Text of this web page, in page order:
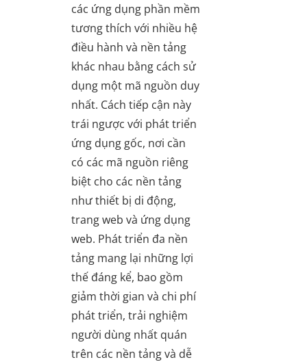
các ứng dụng phần mềm
tương thích với nhiều hệ
điều hành và nền tảng
khác nhau bằng cách sử
dụng một mã nguồn duy
nhất. Cách tiếp cận này
trái ngược với phát triển
ứng dụng gốc, nơi cần
có các mã nguồn riêng
biệt cho các nền tảng
như thiết bị di động,
trang web và ứng dụng
web. Phát triển đa nền
tảng mang lại những lợi
thế đáng kể, bao gồm
giảm thời gian và chi phí
phát triển, trải nghiệm
người dùng nhất quán
trên các nền tảng và dễ